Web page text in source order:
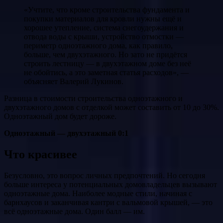
«Учтите, что кроме строительства фундамента и
покупки материалов для кровли нужны ещё и
хорошее утепление, система снегоудержания и
отвода воды с крыши, устройство отмостки —
периметр одноэтажного дома, как правило,
больше, чем двухэтажного. Но зато не придётся
строить лестницу — в двухэтажном доме без неё
не обойтись, а это заметная статья расходов», —
объясняет Валерий Лукинов.
Разница в стоимости строительства одноэтажного и
двухэтажного домов с отделкой может составить от 10 до 30%.
Одноэтажный дом будет дороже.
Одноэтажный — двухэтажный 0:1
Что красивее
Безусловно, это вопрос личных предпочтений. Но сегодня
больше интереса у потенциальных домовладельцев вызывают
одноэтажные дома. Наиболее модные стили, начиная с
барнхаусов и заканчивая кантри с вальмовой крышей, — это
всё одноэтажные дома. Один балл — им.